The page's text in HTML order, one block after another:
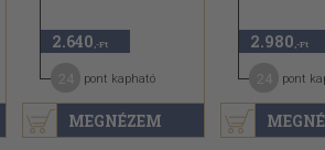
MEGNÉZEM
2.640 ,-Ft
pont kapható
2.980 ,-Ft
pont